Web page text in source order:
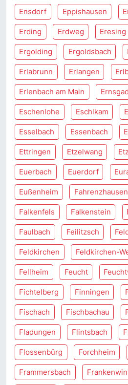
Ensdorf Eppishausen
Erding Erdweg Eresing
Ergolding Ergoldsbach
Erlabrunn Erlangen
Erlenbach am Main
Eschenlohe Eschlkam
Esselbach Essenbach
Ettringen Etzelwang
Euerbach Euerdorf
Eußenheim Fahrenzhausen
Falkenfels Falkenstein
Faulbach Feilitzsch
Feldkirchen Feldkirchen-
Fellheim Feucht
Fichtelberg Finningen
Fischach Fischbachau
Fladungen Flintsbach
Flossenbürg Forchheim
Frammersbach